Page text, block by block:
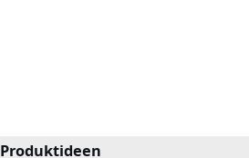
Produktideen